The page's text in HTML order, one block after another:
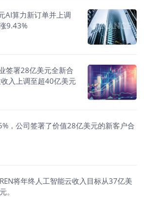
AI算力新订单并上调
9.43%
签署28亿美元全新合
入上调至超40亿美元
，公司签署了价值28亿美元的新客户合
将年终人工智能云收入目标从37亿美
。